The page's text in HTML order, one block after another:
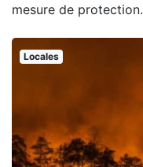
mesure de protection.
Locales